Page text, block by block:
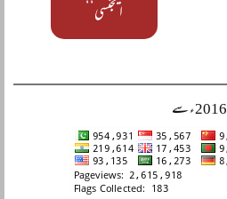
ایجنسی‘‘
2016ء سے